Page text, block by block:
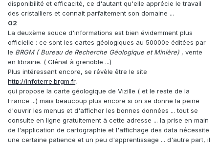
disponibilité et efficacité, ce d'autant qu'elle apprécie le travail
des cristalliers et connait parfaitement son domaine ...
02
La deuxème souce d'informations est bien évidemment plus
officielle : ce sont les cartes géologiques au 50000e éditées par
le BRGM ( Bureau de Recherche Géologique et Minière) , vente
en librairie. ( Glénat à grenoble ...)
Plus intéressant encore, se révèle être le site
http://infoterre.brgm.fr,
qui propose la carte géologique de Vizille ( et le reste de la
France ...) mais beaucoup plus encore si on se donne la peine
d'ouvrir les menus et d'afficher les bonnes données ... tout se
consulte en ligne gratuitement à cette adresse ... la prise en main
de l'application de cartographie et l'affichage des data nécessite
une certaine patience et un peu d'apprentissage ... d'autre part, il